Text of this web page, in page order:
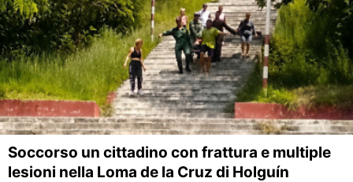
Soccorso un cittadino con frattura e multiple
lesioni nella Loma de la Cruz di Holguín